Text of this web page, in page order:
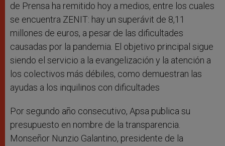
de Prensa ha remitido hoy a medios, entre los cuales
se encuentra ZENIT: hay un superávit de 8,11
millones de euros, a pesar de las dificultades
causadas por la pandemia. El objetivo principal sigue
siendo el servicio a la evangelización y la atención a
los colectivos más débiles, como demuestran las
ayudas a los inquilinos con dificultades
Por segundo año consecutivo, Apsa publica su
presupuesto en nombre de la transparencia.
Monseñor Nunzio Galantino, presidente de la